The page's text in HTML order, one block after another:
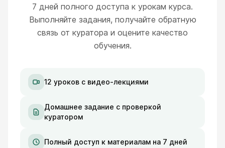
7 дней полного доступа к урокам курса.
Выполняйте задания, получайте обратную
связь от куратора и оцените качество
обучения.
12 уроков с видео-лекциями
Домашнее задание с проверкой
куратором
Полный доступ к материалам на 7 дней